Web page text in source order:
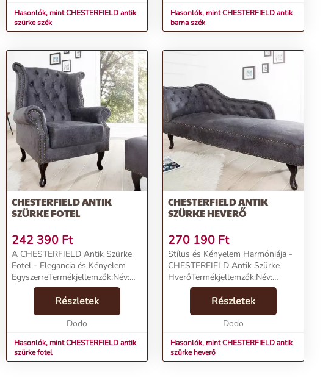
Hasonlók, mint CHESTERFIELD antik
szürke szék
Hasonlók, mint CHESTERFIELD antik
barna szék
CHESTERFIELD ANTIK
SZÜRKE FOTEL
242 390 Ft
A CHESTERFIELD Antik Szürke
Fotel - Elegancia és Kényelem
EgyszerreTermékjellemzők:Név:
CHESTERFIELD antik szürke
fotelÁr: 239190 FtMárka:
InvictaKategória: Fotel és
ülőkeTömeg: 31500 gSzín:
Részletek
Dodo
Hasonlók, mint CHESTERFIELD antik
szürke fotel
CHESTERFIELD ANTIK
SZÜRKE HEVERŐ
270 190 Ft
Stílus és Kényelem Harmóniája -
CHESTERFIELD Antik Szürke
HverőTermékjellemzők:Név:
CHESTERFIELD antik szürke
heverőÁr: 254590 FtMárka:
InvictaKategória: KanapéTömeg:
25000 gSzín: SzürkeSzállítási díj...
Részletek
Dodo
Hasonlók, mint CHESTERFIELD antik
szürke heverő